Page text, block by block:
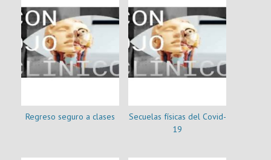
Regreso seguro a clases
Secuelas físicas del Covid-
19